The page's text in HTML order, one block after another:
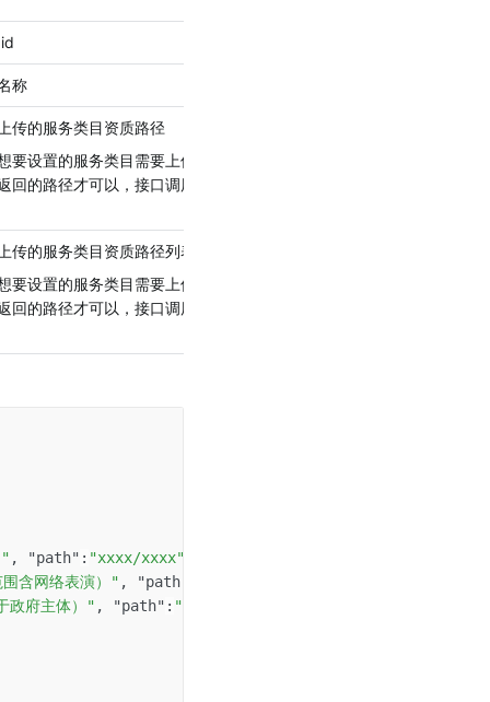
称
传的服务类目资质路径
要设置的服务类目需要上传资质，则需要使用
回的路径才可以，接口调用时入参 material_type 字段为 2，否则报
传的服务类目资质路径列表，当需要上传多张资质图片时使用
要设置的服务类目需要上传资质，则需要使用
回的路径才可以，接口调用时入参 material_type 字段为 2，否则报
" , "path" : "xxxx/xxxx"
含网络表演）" , "path"
政府主体）" , "path" : "xxxx/xxxx"